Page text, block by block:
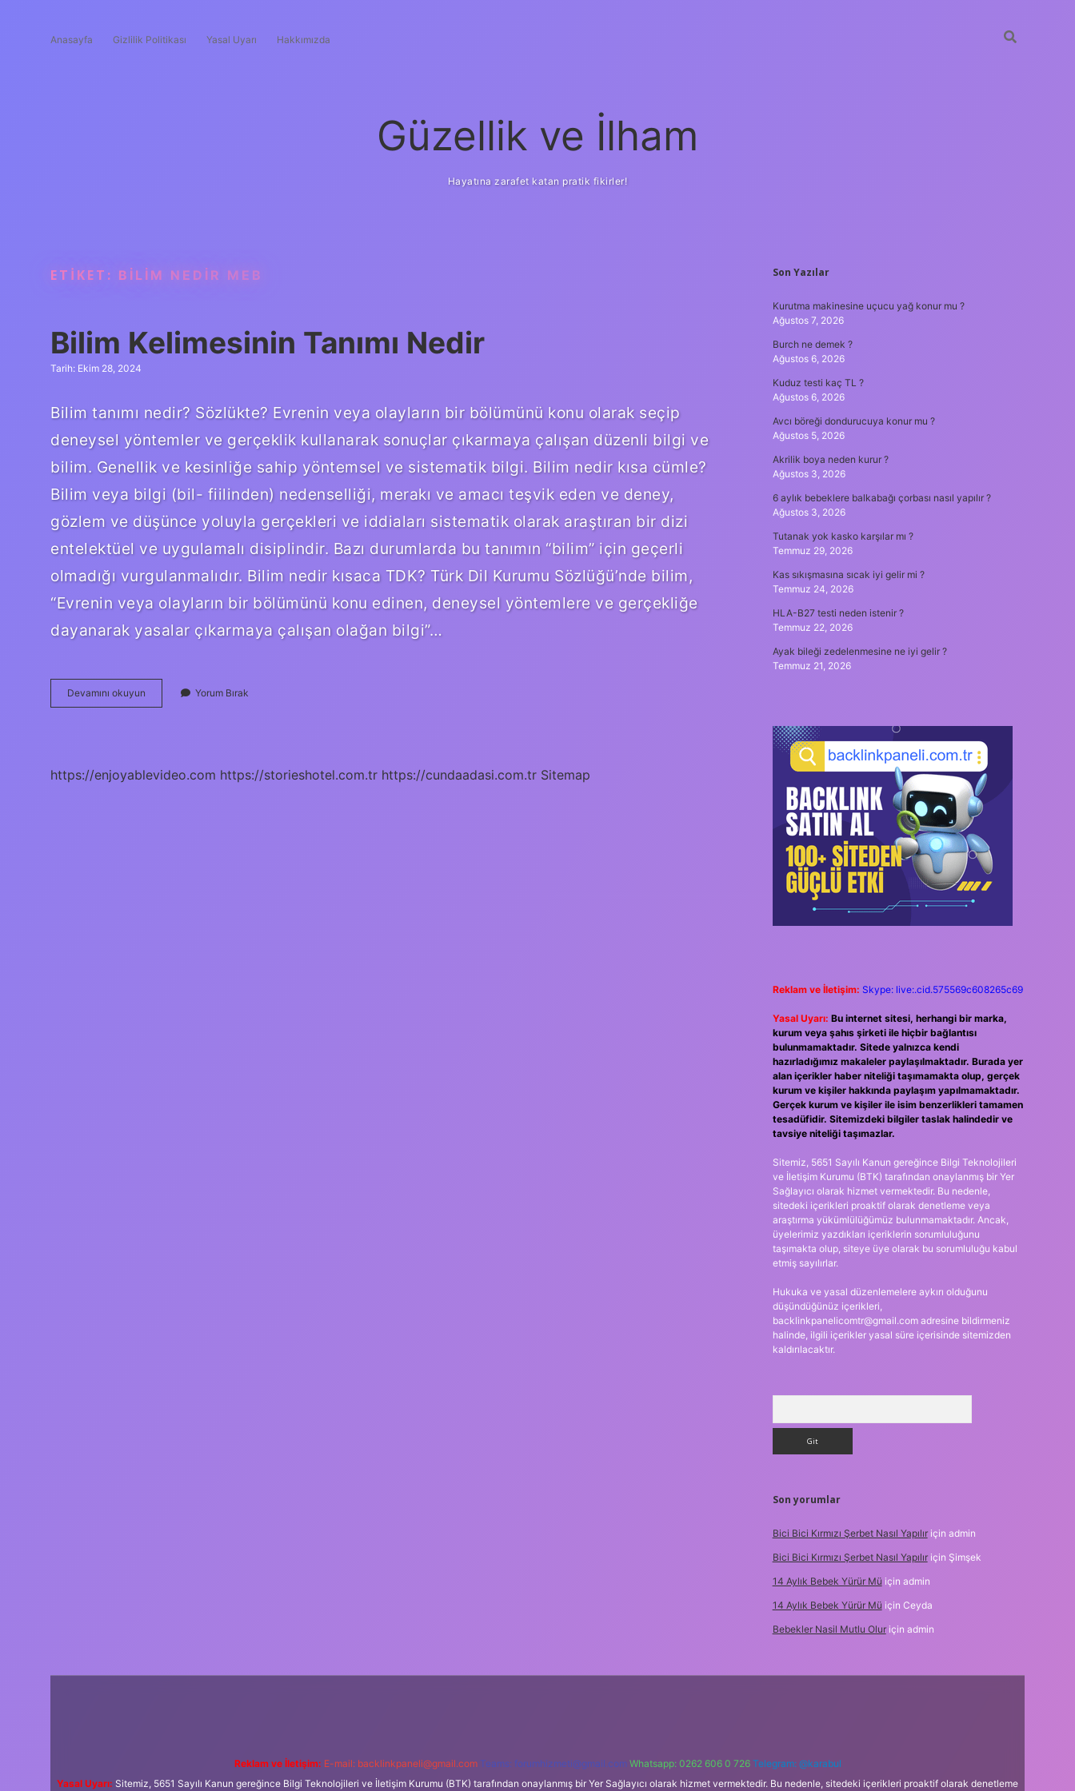
Anasayfa Gizlilik Politikası Yasal Uyarı Hakkımızda
Güzellik ve İlham
Hayatına zarafet katan pratik fikirler!
ETIKET: BILIM NEDIR MEB
Bilim Kelimesinin Tanımı Nedir
Tarih: Ekim 28, 2024
Bilim tanımı nedir? Sözlükte? Evrenin veya olayların bir bölümünü konu olarak seçip
deneysel yöntemler ve gerçeklik kullanarak sonuçlar çıkarmaya çalışan düzenli bilgi ve
bilim. Genellik ve kesinliğe sahip yöntemsel ve sistematik bilgi. Bilim nedir kısa cümle?
Bilim veya bilgi (bil- fiilinden) nedenselliği, merakı ve amacı teşvik eden ve deney,
gözlem ve düşünce yoluyla gerçekleri ve iddiaları sistematik olarak araştıran bir dizi
entelektüel ve uygulamalı disiplindir. Bazı durumlarda bu tanımın “bilim” için geçerli
olmadığı vurgulanmalıdır. Bilim nedir kısaca TDK? Türk Dil Kurumu Sözlüğü’nde bilim,
“Evrenin veya olayların bir bölümünü konu edinen, deneysel yöntemlere ve gerçekliğe
dayanarak yasalar çıkarmaya çalışan olağan bilgi”…
Devamını okuyun
Kelimesinin
Yorum Bırak
https://enjoyablevideo.com https://storieshotel.com.tr https://cundaadasi.com.tr Sitemap
SIDEBAR
Son Yazılar
Kurutma makinesine uçucu yağ konur mu ?
Ağustos 7, 2026
Burch ne demek ?
Ağustos 6, 2026
Kuduz testi kaç TL ?
Ağustos 6, 2026
Avcı böreği dondurucuya konur mu ?
Ağustos 5, 2026
Akrilik boya neden kurur ?
Ağustos 3, 2026
6 aylık bebeklere balkabağı çorbası nasıl yapılır ?
Ağustos 3, 2026
Tutanak yok kasko karşılar mı ?
Temmuz 29, 2026
Kas sıkışmasına sıcak iyi gelir mi ?
Temmuz 24, 2026
HLA-B27 testi neden istenir ?
Temmuz 22, 2026
Ayak bileği zedelenmesine ne iyi gelir ?
Temmuz 21, 2026
Reklam ve İletişim: Skype: live:.cid.575569c608265c69
Yasal Uyarı: Bu internet sitesi, herhangi bir marka,
kurum veya şahıs şirketi ile hiçbir bağlantısı
bulunmamaktadır. Sitede yalnızca kendi
hazırladığımız makaleler paylaşılmaktadır. Burada yer
alan içerikler haber niteliği taşımamakta olup, gerçek
kurum ve kişiler hakkında paylaşım yapılmamaktadır.
Gerçek kurum ve kişiler ile isim benzerlikleri tamamen
tesadüfidir. Sitemizdeki bilgiler taslak halindedir ve
tavsiye niteliği taşımazlar.
Sitemiz, 5651 Sayılı Kanun gereğince Bilgi Teknolojileri
ve İletişim Kurumu (BTK) tarafından onaylanmış bir Yer
Sağlayıcı olarak hizmet vermektedir. Bu nedenle,
sitedeki içerikleri proaktif olarak denetleme veya
araştırma yükümlülüğümüz bulunmamaktadır. Ancak,
üyelerimiz yazdıkları içeriklerin sorumluluğunu
taşımakta olup, siteye üye olarak bu sorumluluğu kabul
etmiş sayılırlar.
Hukuka ve yasal düzenlemelere aykırı olduğunu
düşündüğünüz içerikleri,
backlinkpanelicomtr@gmail.comadresine bildirmeniz
halinde, ilgili içerikler yasal süre içerisinde sitemizden
kaldırılacaktır.
Son yorumlar
Bici Bici Kırmızı Şerbet Nasıl Yapılıriçin admin
Bici Bici Kırmızı Şerbet Nasıl Yapılıriçin Şimşek
14 Aylık Bebek Yürür Mü için admin
14 Aylık Bebek Yürür Mü için Ceyda
Bebekler Nasil Mutlu Oluriçin admin
güvenilir bahis siteleriilbet giriş adresi
Reklam ve İletişim: E-mail: backlinkpaneli@gmail.com Teams: forumhizmeti@gmail.com Whatsapp: 0262 606 0 726 Telegram: @karabul
Yasal Uyarı: Sitemiz, 5651 Sayılı Kanun gereğince Bilgi Teknolojileri ve İletişim Kurumu (BTK) tarafından onaylanmış bir Yer Sağlayıcı olarak hizmet vermektedir. Bu nedenle, sitedeki içerikleri proaktif olarak denetleme